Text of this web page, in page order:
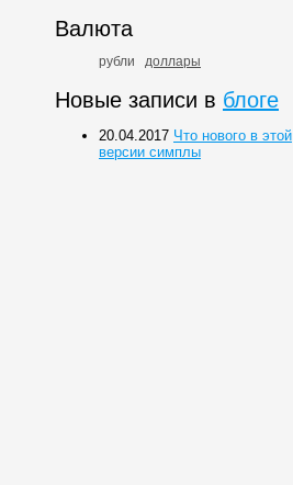
Валюта
рубли доллары
Новые записи в блоге
20.04.2017 Что нового в этой
версии симплы